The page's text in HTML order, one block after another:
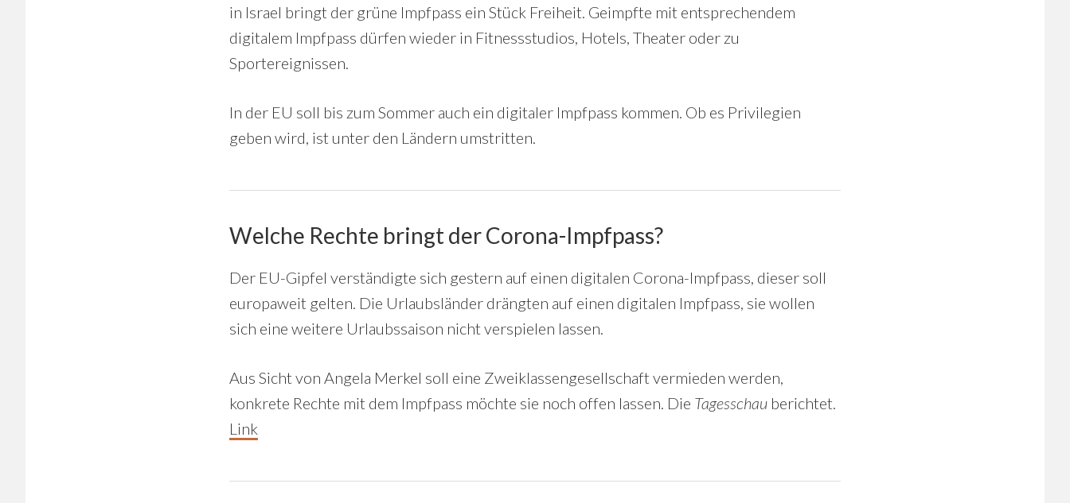
in Israel bringt der grüne Impfpass ein Stück Freiheit. Geimpfte mit entsprechendem
digitalem Impfpass dürfen wieder in Fitnessstudios, Hotels, Theater oder zu
Sportereignissen.
In der EU soll bis zum Sommer auch ein digitaler Impfpass kommen. Ob es Privilegien
geben wird, ist unter den Ländern umstritten.
Welche Rechte bringt der Corona-Impfpass?
Der EU-Gipfel verständigte sich gestern auf einen digitalen Corona-Impfpass, dieser soll
europaweit gelten. Die Urlaubsländer drängten auf einen digitalen Impfpass, sie wollen
sich eine weitere Urlaubssaison nicht verspielen lassen.
Aus Sicht von Angela Merkel soll eine Zweiklassengesellschaft vermieden werden,
konkrete Rechte mit dem Impfpass möchte sie noch offen lassen. Die Tagesschau berichtet.
Link